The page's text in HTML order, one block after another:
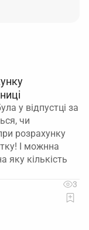
у відпустці за
чи
розрахунку
І можнна
яку кількість
3